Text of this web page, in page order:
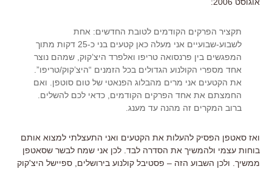
תקציר הפרקים הקודמים לטובת החדשים: אחת
לשבוע-שבועיים אני מעלה כאן קטעים בני כ-25 דקות מתוך
המפגשים בין פרנסואה טריפו ואלפרד היצ’קוק, שמהם נוצר
אחד מספרי הקולנוע הגדולים בכל הזמנים “היצ’קוק/טריפו”.
את הקטעים אני מרים מהבלוג הפנאטי של טום סוטפן. ואם
החמצתם את אחד הפרקים הקודמים, כדאי לכם להשלים.
ברוב המקרים זה מהנה עד מענג.
ואז סאטפן הפסיק להעלות את הקטעים ואני התעצלתי למצוא אותם
בוחות עצמי ולהמשיך את הסדרה לבד. לכן אני שמח לבשר שסאטפן
ממשיך. ולכן השבוע הזה – פסטיבל קולנוע בירושלים, ספיישל היצ'קוק